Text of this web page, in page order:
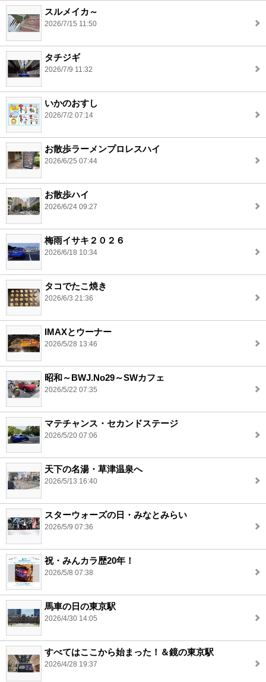
スルメイカ～
2026/7/15 11:50
タチジギ
2026/7/9 11:32
いかのおすし
2026/7/2 07:14
お散歩ラーメンプロレスハイ
2026/6/25 07:44
お散歩ハイ
2026/6/24 09:27
梅雨イサキ２０２６
2026/6/18 10:34
タコでたこ焼き
2026/6/3 21:36
IMAXとウーナー
2026/5/28 13:46
昭和～BWJ.No29～SWカフェ
2026/5/22 07:35
マテチャンス・セカンドステージ
2026/5/20 07:06
天下の名湯・草津温泉へ
2026/5/13 16:40
スターウォーズの日・みなとみらい
2026/5/9 07:36
祝・みんカラ歴20年！
2026/5/8 07:38
馬車の日の東京駅
2026/4/30 14:05
すべてはここから始まった！＆鏡の東京駅
2026/4/28 19:37